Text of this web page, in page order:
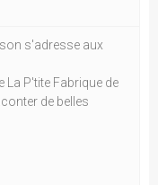
s'adresse aux
La P'tite Fabrique de
de belles